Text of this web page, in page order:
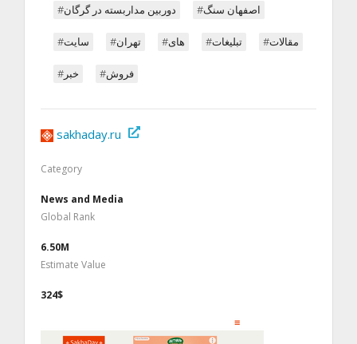
#دوربین مداربسته در گرگان #اصفهان سنگ
#سایت #تهران #های #تبلیغات #مقالات
#خبر #فروش
sakhaday.ru
Category
News and Media
Global Rank
6.50M
Estimate Value
324$